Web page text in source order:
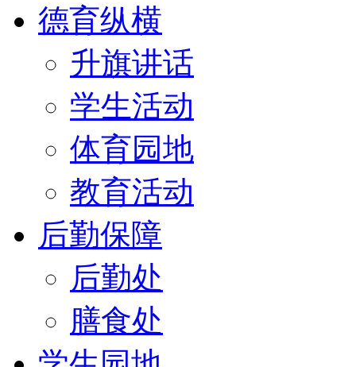
德育纵横
升旗讲话
学生活动
体育园地
教育活动
后勤保障
后勤处
膳食处